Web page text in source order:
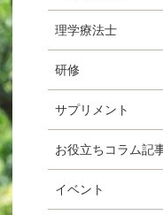
理学療法士
研修
サプリメント
お役立ちコラム記
イベント